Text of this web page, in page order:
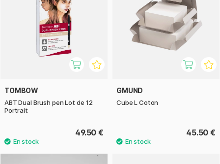
TOMBOW
ABT Dual Brush pen Lot de 12
Portrait
49.50 €
GMUND
Cube L Coton
45.50 €